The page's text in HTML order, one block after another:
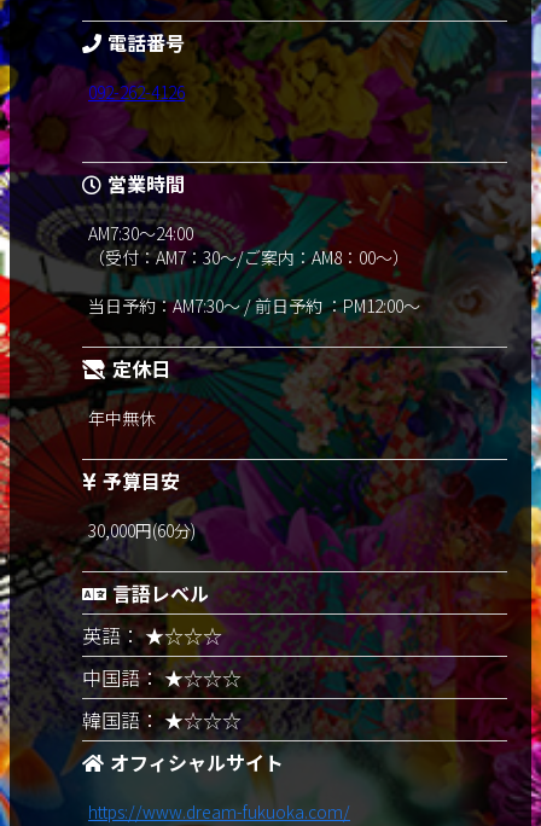
電話番号
092-262-4126
営業時間
AM7:30～24:00
（受付：AM7：30～/ご案内：AM8：00～）
当日予約：AM7:30～ / 前日予約 ：PM12:00～
定休日
年中無休
予算目安
30,000円(60分)
言語レベル
英語： ★☆☆☆
中国語： ★☆☆☆
韓国語： ★☆☆☆
オフィシャルサイト
https://www.dream-fukuoka.com/